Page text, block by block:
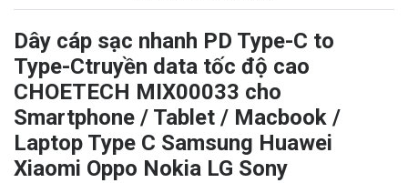
Dây cáp sạc nhanh PD Type-C to
Type-Ctruyền data tốc độ cao
CHOETECH MIX00033 cho
Smartphone / Tablet / Macbook /
Laptop Type C Samsung Huawei
Xiaomi Oppo Nokia LG Sony